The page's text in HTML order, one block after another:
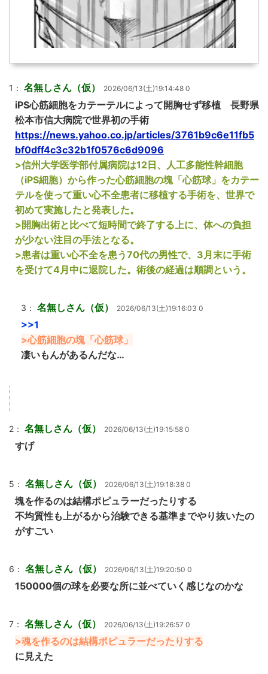
1： 名無しさん（仮） 2026/06/13(土)19:14:48 0
iPS心筋細胞をカテーテルによって開胸せず移植 長野県
松本市信大病院で世界初の手術
https://news.yahoo.co.jp/articles/3761b9c6e11fb5
bf0dff4c3c32b1f0576c6d9096
>信州大学医学部付属病院は12日、人工多能性幹細胞
（iPS細胞）から作った心筋細胞の塊「心筋球」をカテー
テルを使って重い心不全患者に移植する手術を、世界で
初めて実施したと発表した。
>開胸出術と比べて短時間で終了する上に、体への負担
が少ない注目の手法となる。
>患者は重い心不全を患う70代の男性で、3月末に手術
を受けて4月中に退院した。術後の経過は順調という。
3： 名無しさん（仮） 2026/06/13(土)19:16:03 0
>>1
>心筋細胞の塊「心筋球」
凄いもんがあるんだな…
2： 名無しさん（仮） 2026/06/13(土)19:15:58 0
すげ
5： 名無しさん（仮） 2026/06/13(土)19:18:38 0
塊を作るのは結構ポピュラーだったりする
不均質性も上がるから治験できる基準までやり抜いたの
がすごい
6： 名無しさん（仮） 2026/06/13(土)19:20:50 0
150000個の球を必要な所に並べていく感じなのかな
7： 名無しさん（仮） 2026/06/13(土)19:26:57 0
>魂を作るのは結構ポピュラーだったりする
に見えた